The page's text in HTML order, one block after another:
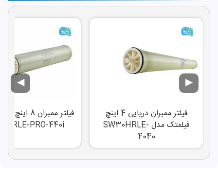
فیلتر ممبران دریایی 4 اینچ
فیلمتک مدل SW30HRLE-
4040
فیلتر ممبران
PRO-440i
▶
◀